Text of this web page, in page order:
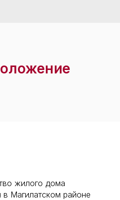
жилого дома
Магилатском районе